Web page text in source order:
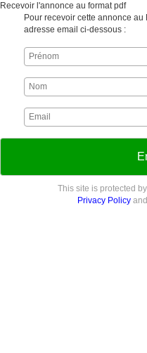
Recevoir l'annonce au format pdf
Pour recevoir cette annonce au
adresse email ci-dessous :
This site is protected
Privacy Policy and